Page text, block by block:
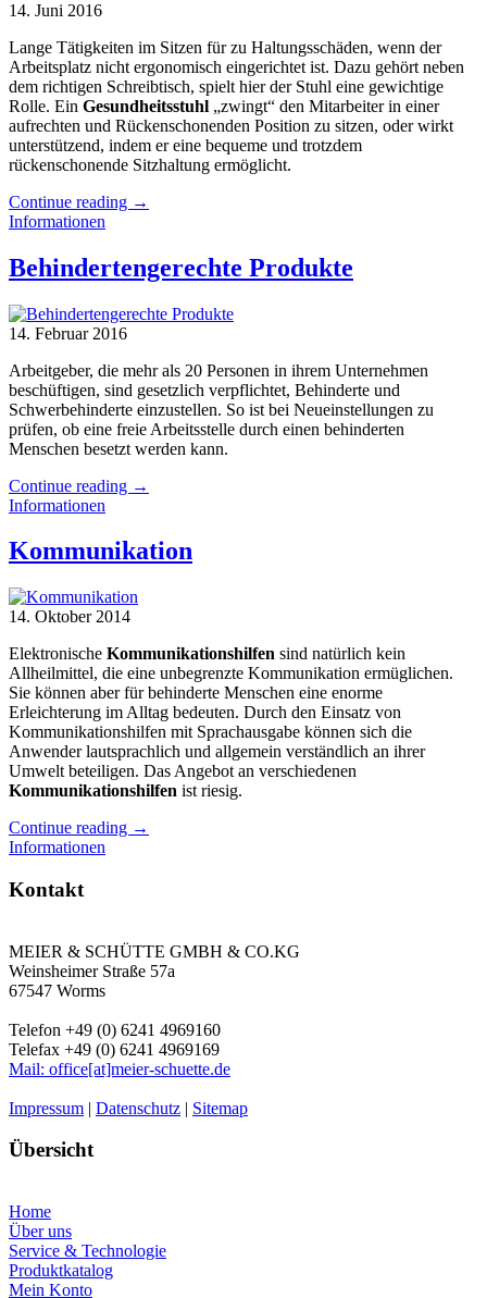
14. Juni 2016
Lange Tätigkeiten im Sitzen für zu Haltungsschäden, wenn der
Arbeitsplatz nicht ergonomisch eingerichtet ist. Dazu gehört neben
dem richtigen Schreibtisch, spielt hier der Stuhl eine gewichtige
Rolle. Ein Gesundheitsstuhl „zwingt“ den Mitarbeiter in einer
aufrechten und Rückenschonenden Position zu sitzen, oder wirkt
unterstützend, indem er eine bequeme und trotzdem
rückenschonende Sitzhaltung ermöglicht.
Continue reading →
Informationen
Behindertengerechte Produkte
14. Februar 2016
Arbeitgeber, die mehr als 20 Personen in ihrem Unternehmen
beschüftigen, sind gesetzlich verpflichtet, Behinderte und
Schwerbehinderte einzustellen. So ist bei Neueinstellungen zu
prüfen, ob eine freie Arbeitsstelle durch einen behinderten
Menschen besetzt werden kann.
Continue reading →
Informationen
Kommunikation
14. Oktober 2014
Elektronische Kommunikationshilfen sind natürlich kein
Allheilmittel, die eine unbegrenzte Kommunikation ermüglichen.
Sie können aber für behinderte Menschen eine enorme
Erleichterung im Alltag bedeuten. Durch den Einsatz von
Kommunikationshilfen mit Sprachausgabe können sich die
Anwender lautsprachlich und allgemein verständlich an ihrer
Umwelt beteiligen. Das Angebot an verschiedenen
Kommunikationshilfen ist riesig.
Continue reading →
Informationen
Kontakt
MEIER & SCHÜTTE GMBH & CO.KG
Weinsheimer Straße 57a
67547 Worms
Telefon +49 (0) 6241 4969160
Telefax +49 (0) 6241 4969169
Mail: office[at]meier-schuette.de
Impressum | Datenschutz | Sitemap
Übersicht
Home
Über uns
Service & Technologie
Produktkatalog
Mein Konto